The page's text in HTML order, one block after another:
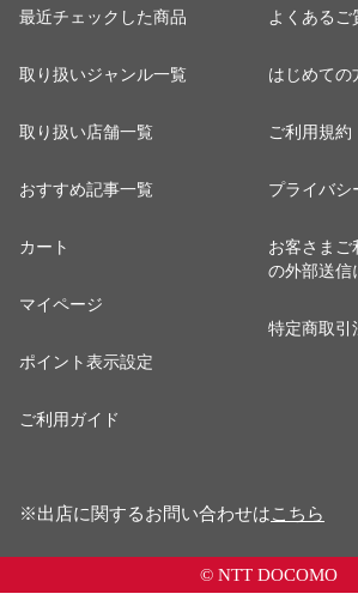
最近チェックした商品
取り扱いジャンル一覧
取り扱い店舗一覧
おすすめ記事一覧
カート
マイページ
ポイント表示設定
ご利用ガイド
よくあるご
はじめての
ご利用規約
プライバシ
お客さまご
の外部送信
特定商取引
※出店に関するお問い合わせはこちら
© NTT DOCOMO